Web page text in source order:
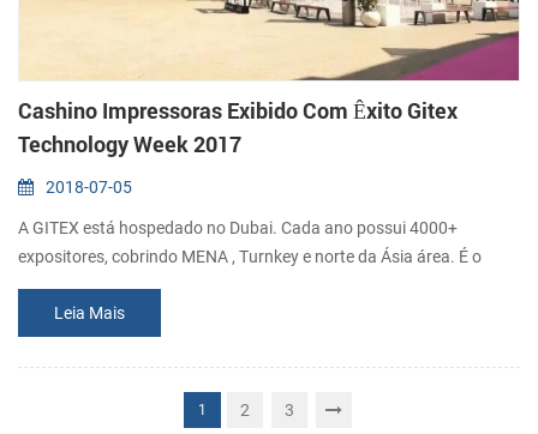
Cashino Impressoras Exibido Com Êxito Gitex
Technology Week 2017
2018-07-05
A GITEX está hospedado no Dubai. Cada ano possui 4000+
expositores, cobrindo MENA , Turnkey e norte da Ásia área. É o
mundo das Top 3 digital & eventos de tecnologia. 150000+ os
profissionais de TI a partir de 144 países participam do evento,
incluindo CXOs, ISV, TIC jogadores, autoridade de terceiros,
analistas e meios de comunicação. Com o exellent de qualidade e
avanço do produto, Xiamen Ca...
Leia Mais
1 2 3